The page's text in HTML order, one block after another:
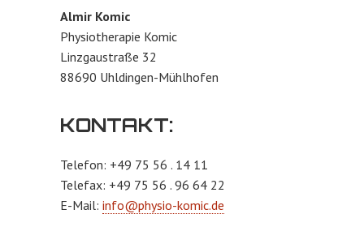
Almir Komic
Physiotherapie Komic
Linzgaustraße 32
88690 Uhldingen-Mühlhofen
KONTAKT:
Telefon: +49 75 56 . 14 11
Telefax: +49 75 56 . 96 64 22
E-Mail: info@physio-komic.de